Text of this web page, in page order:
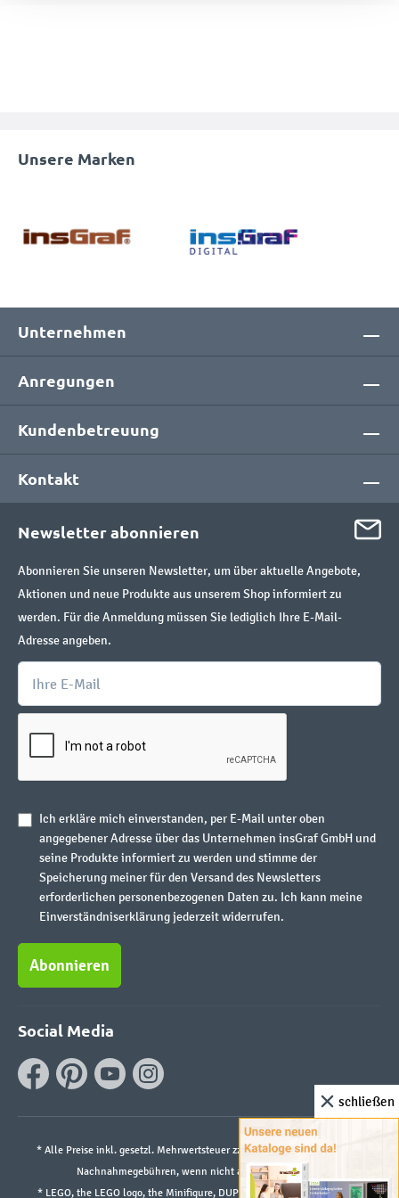
Unsere Marken
Unternehmen
Anregungen
Kundenbetreuung
Kontakt
Newsletter abonnieren
Abonnieren Sie unseren Newsletter, um über aktuelle Angebote,
Aktionen und neue Produkte aus unserem Shop informiert zu
werden. Für die Anmeldung müssen Sie lediglich Ihre E-Mail-
Adresse angeben.
Ich erkläre mich einverstanden, per E-Mail unter oben
angegebener Adresse über das Unternehmen insGraf GmbH und
seine Produkte informiert zu werden und stimme der
Speicherung meiner für den Versand des Newsletters
erforderlichen personenbezogenen Daten zu. Ich kann meine
Einverständniserklärung jederzeit widerrufen.
Abonnieren
Social Media
* Alle Preise inkl. gesetzl. Mehrwertsteuer zzgl.Versandkostenund ggf.
Nachnahmegebühren, wenn nicht anders angegeben.
* LEGO, the LEGO logo, the Minifigure, DUPLO, and the SPIKE logo are
schließen